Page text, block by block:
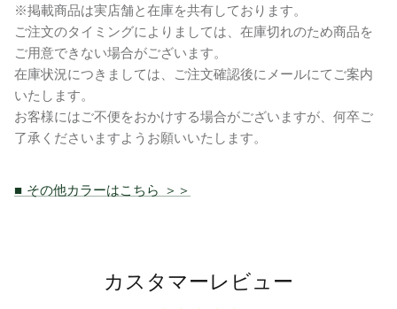
※掲載商品は実店舗と在庫を共有しております。
ご注文のタイミングによりましては、在庫切れのため商品を
ご用意できない場合がございます。
在庫状況につきましては、ご注文確認後にメールにてご案内
いたします。
お客様にはご不便をおかけする場合がございますが、何卒ご
了承くださいますようお願いいたします。
■ その他カラーはこちら ＞＞
カスタマーレビュー